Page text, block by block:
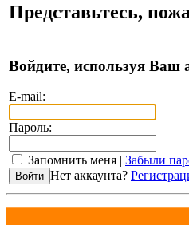
Представьтесь,
Войдите, используя Ваш
E-mail:
Пароль:
Запомнить меня | Забыли
Нет аккаунта?